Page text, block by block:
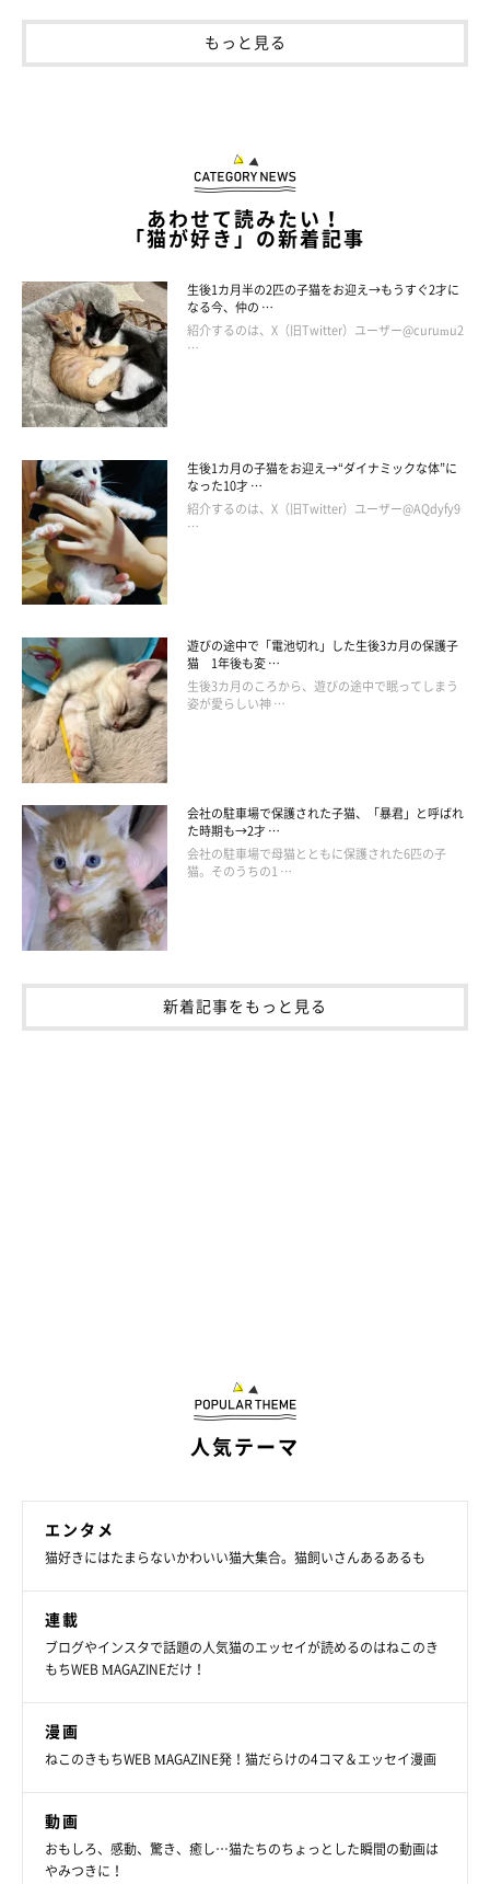
もっと見る
あわせて読みたい！
「猫が好き」の新着記事
生後1カ月半の2匹の子猫をお迎え→もうすぐ2才に
なる今、仲の …
紹介するのは、X（旧Twitter）ユーザー@curumu2
…
生後1カ月の子猫をお迎え→“ダイナミックな体”に
なった10才 …
紹介するのは、X（旧Twitter）ユーザー@AQdyfy9
…
遊びの途中で「電池切れ」した生後3カ月の保護子
猫 1年後も変 …
生後3カ月のころから、遊びの途中で眠ってしまう
姿が愛らしい神 …
会社の駐車場で保護された子猫、「暴君」と呼ばれ
た時期も→2才 …
会社の駐車場で母猫とともに保護された6匹の子
猫。そのうちの1 …
新着記事をもっと見る
人気テーマ
エンタメ
猫好きにはたまらないかわいい猫大集合。猫飼いさんあるあるも
連載
ブログやインスタで話題の人気猫のエッセイが読めるのはねこのき
もちWEB MAGAZINEだけ！
漫画
ねこのきもちWEB MAGAZINE発！猫だらけの4コマ＆エッセイ漫画
動画
おもしろ、感動、驚き、癒し…猫たちのちょっとした瞬間の動画は
やみつきに！